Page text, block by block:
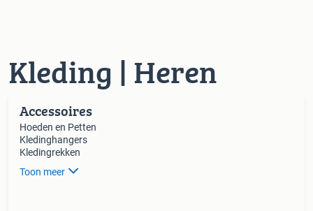
Kleding | Heren
Accessoires
Hoeden en Petten
Kledinghangers
Kledingrekken
Toon meer